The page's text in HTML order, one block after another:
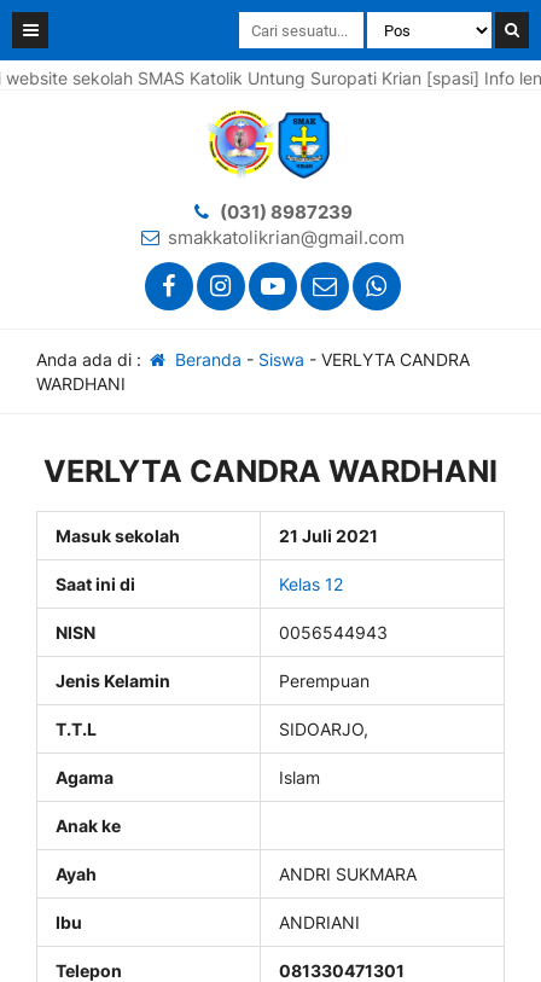
sekolah SMAS Katolik Untung Suropati Krian [spasi] Info
(031) 8987239
smakkatolikrian@gmail.com
Anda ada di : Beranda - Siswa - VERLYTA CANDRA
WARDHANI
VERLYTA CANDRA WARDHANI
Masuk sekolah 21 Juli 2021
Saat ini di Kelas 12
NISN 0056544943
Jenis Kelamin Perempuan
T.T.L SIDOARJO,
Agama Islam
Anak ke
Ayah ANDRI SUKMARA
Ibu ANDRIANI
Telepon 081330471301